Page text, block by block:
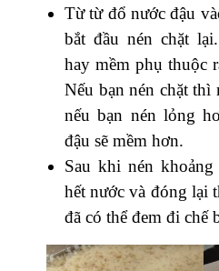
Từ từ đổ nước đậu
bắt đầu nén chặt
hay mềm phụ thuộc
Nếu bạn nén chặt thì
nếu bạn nén lỏng
đậu sẽ mềm hơn.
Sau khi nén
hết nước và đóng lại
đã có thể đem đi chế